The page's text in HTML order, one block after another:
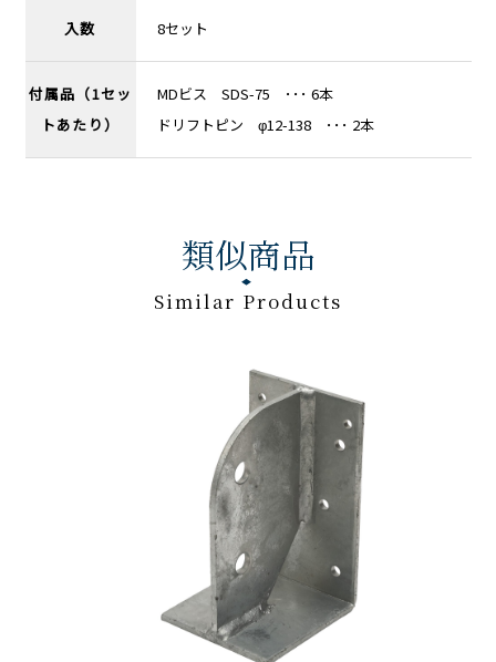
入数 8セット
付属品（1セッ
トあたり）
MDビス SDS-75 ･･･ 6本
ドリフトピン φ12-138 ･･･ 2本
類似商品
Similar Products